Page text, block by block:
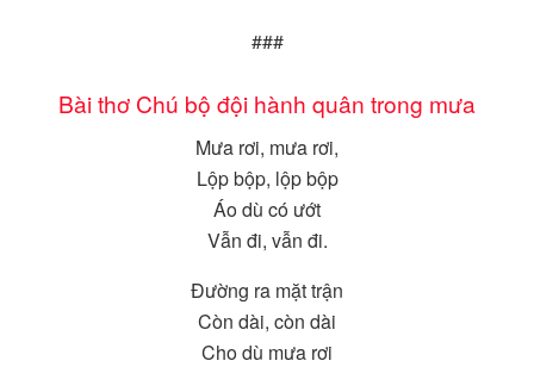
###
Bài thơ Chú bộ đội hành quân trong mưa
Mưa rơi, mưa rơi,
Lộp bộp, lộp bộp
Áo dù có ướt
Vẫn đi, vẫn đi.
Đường ra mặt trận
Còn dài, còn dài
Cho dù mưa rơi